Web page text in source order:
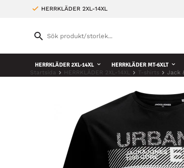
HERRKLÄDER 2XL-14XL
HERRKLÄDER 2XL-14XL HERRKLÄDER MT-6XLT
Startsida HERRKLÄDER 2XL-14XL T-shirts Jack